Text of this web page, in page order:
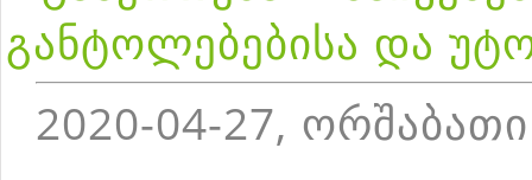
განტოლებებისა და
2020-04-27, ორშაბათი